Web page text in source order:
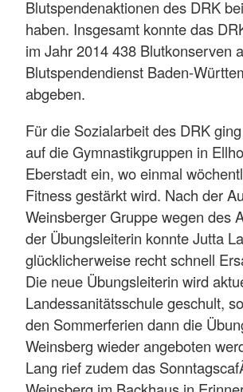
Blutspendenaktionen des DRK
haben. Insgesamt konnte das
im Jahr 2014 438 Blutkonserven
Blutspendendienst Baden-
abgeben.
Für die Sozialarbeit des DRK
auf die Gymnastikgruppen in
Eberstadt ein, wo einmal
Fitness gestärkt wird. Nach der
Weinsberger Gruppe wegen des
der Übungsleiterin konnte Jutta
glücklicherweise recht schnell
Die neue Übungsleiterin wird
Landessanitätsschule geschult,
den Sommerferien dann die
Weinsberg wieder angeboten
Lang rief zudem das